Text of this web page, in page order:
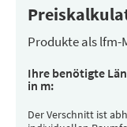
Produkte als lfm-
Ihre benötigte
in m:
Der Verschnitt ist